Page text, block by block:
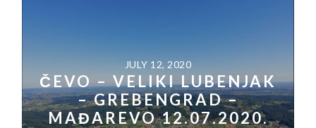
JULY 12, 2020
ČEVO – VELIKI LUBENJAK
– GREBENGRAD –
MAĐAREVO 12.07.2020.